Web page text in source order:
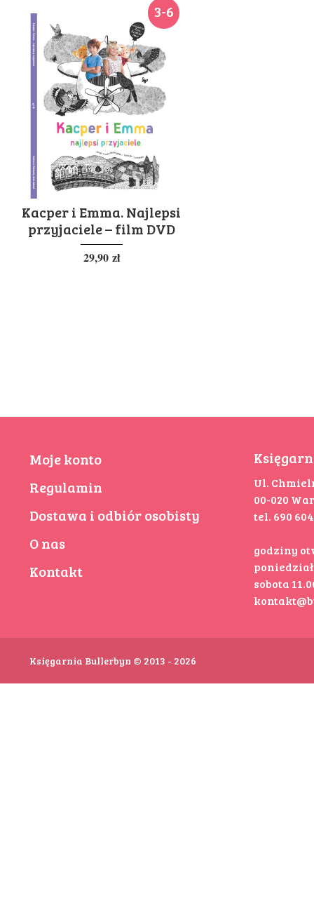
3-6
Kacper i Emma. Najlepsi
przyjaciele – film DVD
29,90 zł
Moje konto
Regulamin
Dostawa i odbiór osobisty
O nas
Kontakt
Ul.
00-020
tel. 690
godziny
sobota
Księgarnia Bullerbyn © 2013 - 2026